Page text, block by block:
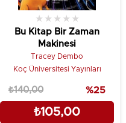
Bu Kitap Bir Zaman
Makinesi
★ ★ ★ ★ ★
Tracey Dembo
Koç Üniversitesi Yayınları
₺105,00
₺140,00 %25